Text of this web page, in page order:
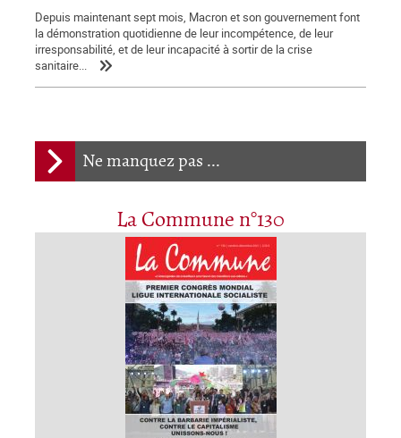
Ne manquez pas ...
La Commune n°130
Depuis maintenant sept mois, Macron et son gouvernement font
la démonstration quotidienne de leur incompétence, de leur
irresponsabilité, et de leur incapacité à sortir de la crise
sanitaire...